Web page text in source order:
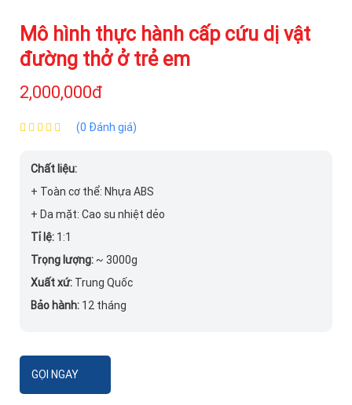
Mô hình thực hành cấp cứu dị vật
đường thở ở trẻ em
2,000,000đ
(0 Đánh giá)
Chất liệu:
+ Toàn cơ thể: Nhựa ABS
+ Da mặt: Cao su nhiệt dẻo
Tỉ lệ: 1:1
Trọng lượng:~ 3000g
Xuất xứ: Trung Quốc
Bảo hành: 12 tháng
GỌI NGAY